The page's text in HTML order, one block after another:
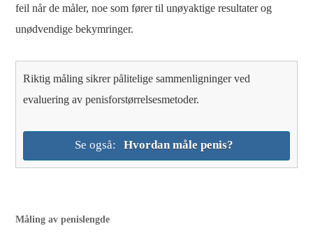
feil når de måler, noe som fører til unøyaktige resultater og
unødvendige bekymringer.
Riktig måling sikrer pålitelige sammenligninger ved
evaluering av penisforstørrelsesmetoder.
Se også: Hvordan måle penis?
Måling av penislengde